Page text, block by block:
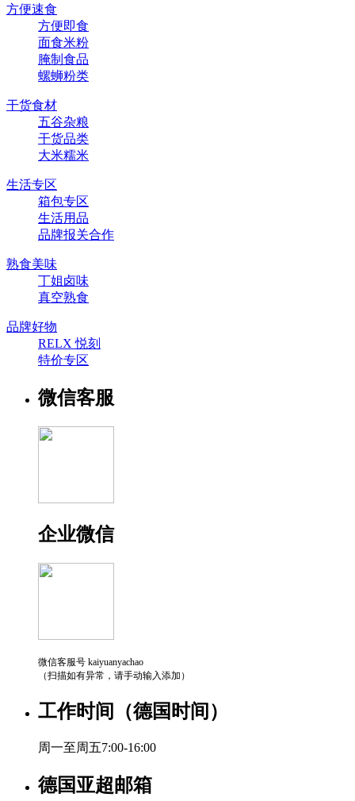
方便速食
方便即食
面食米粉
腌制食品
螺蛳粉类
干货食材
五谷杂粮
干货品类
大米糯米
生活专区
箱包专区
生活用品
品牌报关合作
熟食美味
丁姐卤味
真空熟食
品牌好物
RELX 悦刻
特价专区
微信客服
企业微信
微信客服号 kaiyuanyachao
（扫描如有异常，请手动输入添加）
工作时间（德国时间）
周一至周五7:00-16:00
德国亚超邮箱